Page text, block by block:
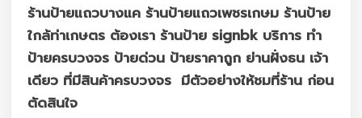
ร้านป้ายแถวบางแค ร้านป้ายแถวเพชรเกษม ร้านป้าย
ใกล้ท่าเกษตร ต้องเรา ร้านป้าย signbk บริการ ทำ
ป้ายครบวงจร ป้ายด่วน ป้ายราคาถูก ย่านฝั่งธน เจ้า
เดียว ที่มีสินค้าครบวงจร มีตัวอย่างให้ชมที่ร้าน ก่อน
ตัดสินใจ